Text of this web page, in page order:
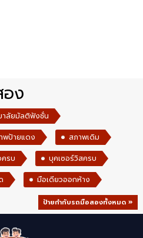
ง
าลัยมัลติฟังชั่น
พป้ายแดง
สภาพเดิม
รบ
บุคเซอร์วิสครบ
มือเดียวออกห้าง
ป้ายกำกับรถมือสองทั้งหมด »